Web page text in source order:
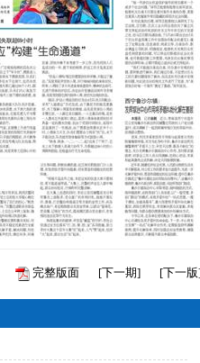
完整版面 [下一期] [下一版